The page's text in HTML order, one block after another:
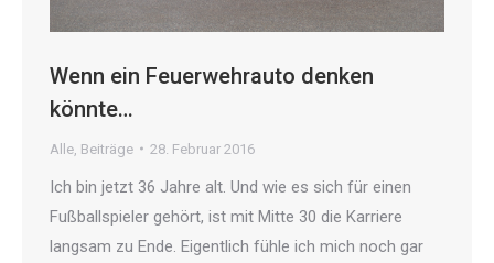
Wenn ein Feuerwehrauto denken
könnte…
Alle Beiträge 28. Februar 2016
Ich bin jetzt 36 Jahre alt. Und wie es sich für einen
Fußballspieler gehört, ist mit Mitte 30 die Karriere
langsam zu Ende. Eigentlich fühle ich mich noch gar